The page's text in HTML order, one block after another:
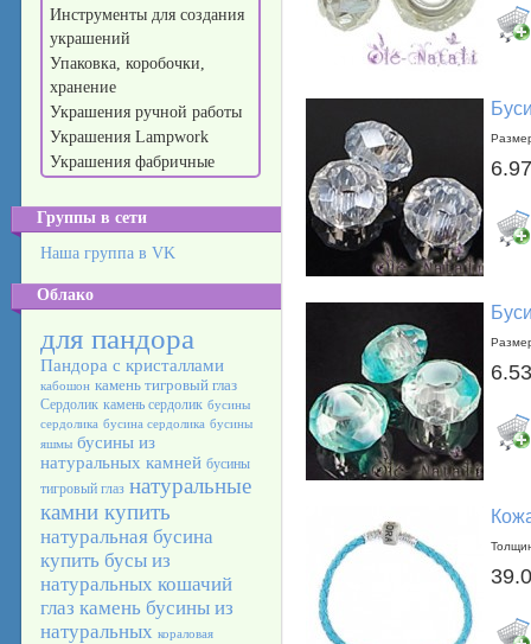
Инструменты для создания
украшений
Упаковка, коробочки,
хранение
Украшения ручной работы
Украшения Lampwork
Украшения фабричные
Группы в сети
Наша группа в VK
Облако
для пандора
Пандора с кристаллами
кабошон камень тигровый глаз
Сердолик камень сердолик бусины
сердолика бусина сердолика бусины
яшмы бусины из
натуральных камней бусины
тигровый глаз натуральные
камни купить
натуральная бусина
купить бусы из
натуральных кошачий
глаз камень бусины из
натуральных кораловая